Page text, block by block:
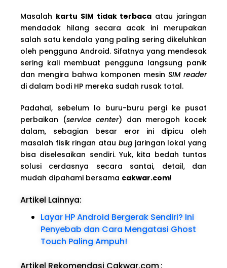
Masalah kartu SIM tidak terbaca atau jaringan
mendadak hilang secara acak ini merupakan
salah satu kendala yang paling sering dikeluhkan
oleh pengguna Android. Sifatnya yang mendesak
sering kali membuat pengguna langsung panik
dan mengira bahwa komponen mesinSIM reader
di dalam bodi HP mereka sudah rusak total.
Padahal, sebelum lo buru-buru pergi ke pusat
perbaikan (service center) dan merogoh kocek
dalam, sebagian besar eror ini dipicu oleh
masalah fisik ringan atau bugjaringan lokal yang
bisa diselesaikan sendiri. Yuk, kita bedah tuntas
solusi cerdasnya secara santai, detail, dan
mudah dipahami bersama cakwar.com!
Artikel Lainnya:
Layar HP Android Bergerak Sendiri? Ini
Penyebab dan Cara Mengatasi Ghost
Touch Paling Ampuh!
Artikel Rekomendasi Cakwar.com: